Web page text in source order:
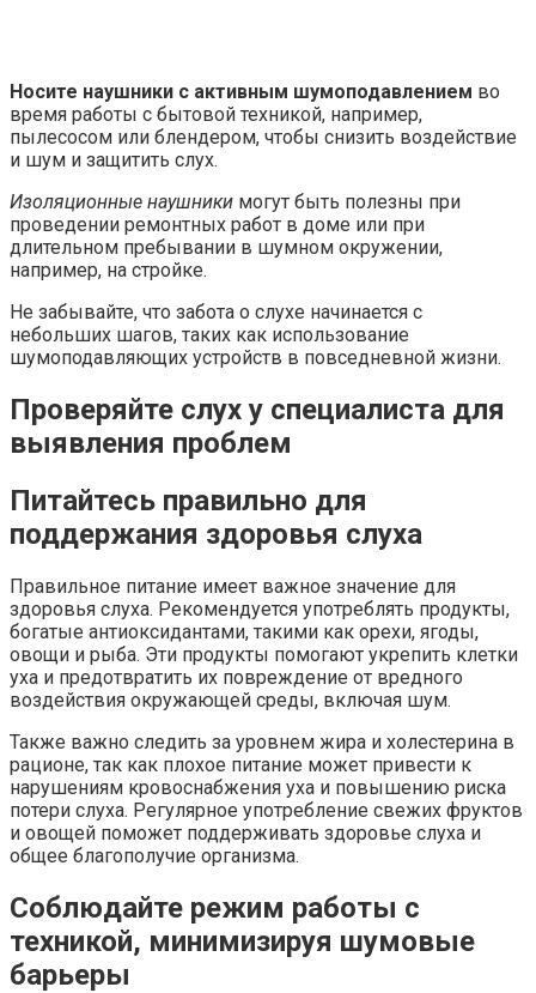
Носите наушники с активным шумоподавлением во
время работы с бытовой техникой, например,
пылесосом или блендером, чтобы снизить воздействие
и шум и защитить слух.
Изоляционные наушники могут быть полезны при
проведении ремонтных работ в доме или при
длительном пребывании в шумном окружении,
например, на стройке.
Не забывайте, что забота о слухе начинается с
небольших шагов, таких как использование
шумоподавляющих устройств в повседневной жизни.
Проверяйте слух у специалиста для
выявления проблем
Питайтесь правильно для
поддержания здоровья слуха
Правильное питание имеет важное значение для
здоровья слуха. Рекомендуется употреблять продукты,
богатые антиоксидантами, такими как орехи, ягоды,
овощи и рыба. Эти продукты помогают укрепить клетки
уха и предотвратить их повреждение от вредного
воздействия окружающей среды, включая шум.
Также важно следить за уровнем жира и холестерина в
рационе, так как плохое питание может привести к
нарушениям кровоснабжения уха и повышению риска
потери слуха. Регулярное употребление свежих фруктов
и овощей поможет поддерживать здоровье слуха и
общее благополучие организма.
Соблюдайте режим работы с
техникой, минимизируя шумовые
барьеры